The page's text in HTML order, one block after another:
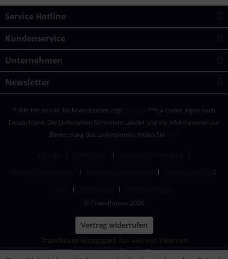
Service Hotline
Kundenservice
Unternehmen
Newsletter
* Alle Preise inkl. Mehrwertsteuer zzgl.
**Für Lieferungen nach
Deutschland. Die Lieferzeiten für andere Länder und die Informationen zur
Berechnung des Liefertermins finden Sie
© Travelhouse 2026
Vertrag widerrufen
Travelhouse Reisegepäck hat 4,83 von 5 Sternen
|1874Bewertungen auf ProvenExpert.com